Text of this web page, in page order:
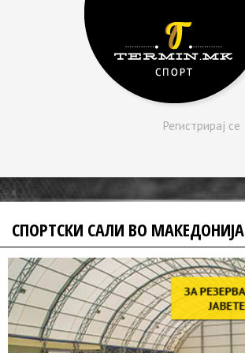
Регистрирај се
СПОРТСКИ САЛИ ВО МАКЕДОНИЈА